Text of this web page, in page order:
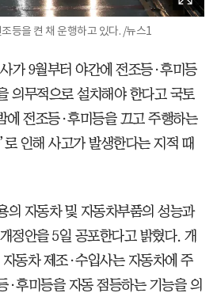
등을 켠 채 운행하고 있다. /뉴스1
가 9월부터 야간에 전조등·후미등
의무적으로 설치해야 한다고 국토
에 전조등·후미등을 끄고 주행하는
로 인해 사고가 발생한다는 지적 때
의 자동차 및 자동차부품의 성능과
정안을 5일 공포한다고 밝혔다. 개
동차 제조·수입사는 자동차에 주
·후미등을 자동 점등하는 기능을 의